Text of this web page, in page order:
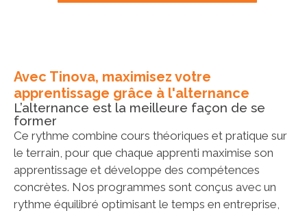
Avec Tinova, maximisez votre
apprentissage grâce à l'alternance
L’alternance est la meilleure façon de se
former
Ce rythme combine cours théoriques et pratique sur
le terrain, pour que chaque apprenti maximise son
apprentissage et développe des compétences
concrètes. Nos programmes sont conçus avec un
rythme équilibré optimisant le temps en entreprise,